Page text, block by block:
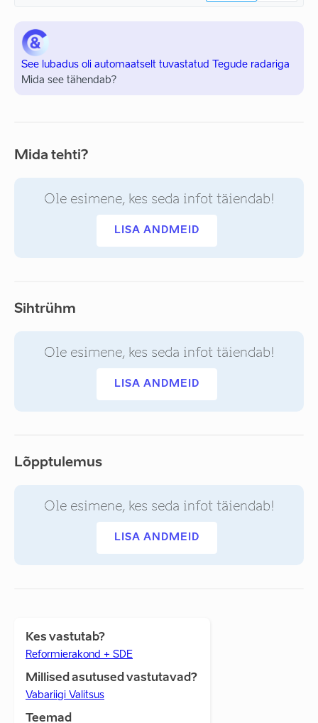
See lubadus oli automaatselt tuvastatud Tegude radariga
Mida see tähendab?
Mida tehti?
Ole esimene, kes seda infot täiendab!
LISA ANDMEID
Sihtrühm
Ole esimene, kes seda infot täiendab!
LISA ANDMEID
Lõpptulemus
Ole esimene, kes seda infot täiendab!
LISA ANDMEID
Kes vastutab?
Reformierakond + SDE
Millised asutused vastutavad?
Vabariigi Valitsus
Teemad